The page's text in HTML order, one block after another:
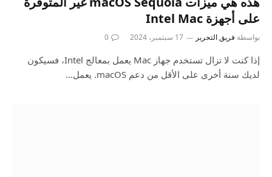
على أجهزة Intel Mac
بواسطة فريق التحرير 17 سبتمبر، 2024 0
إذا كنت لا تزال تستخدم جهاز Mac يعمل بمعالج Intel، فسيكون
لديك سنة أخرى على الأقل من دعم macOS. يعمل…